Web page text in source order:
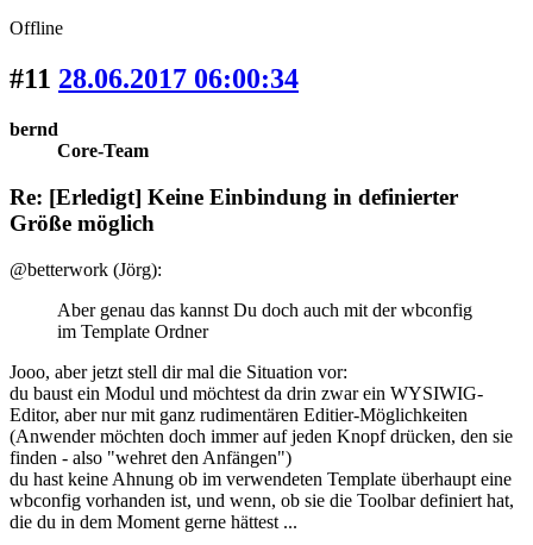
Offline
#11 28.06.2017 06:00:34
bernd
Core-Team
Re: [Erledigt] Keine Einbindung in definierter
Größe möglich
@betterwork (Jörg):
Aber genau das kannst Du doch auch mit der wbconfig
im Template Ordner
Jooo, aber jetzt stell dir mal die Situation vor:
du baust ein Modul und möchtest da drin zwar ein WYSIWIG-
Editor, aber nur mit ganz rudimentären Editier-Möglichkeiten
(Anwender möchten doch immer auf jeden Knopf drücken, den sie
finden - also "wehret den Anfängen")
du hast keine Ahnung ob im verwendeten Template überhaupt eine
wbconfig vorhanden ist, und wenn, ob sie die Toolbar definiert hat,
die du in dem Moment gerne hättest ...